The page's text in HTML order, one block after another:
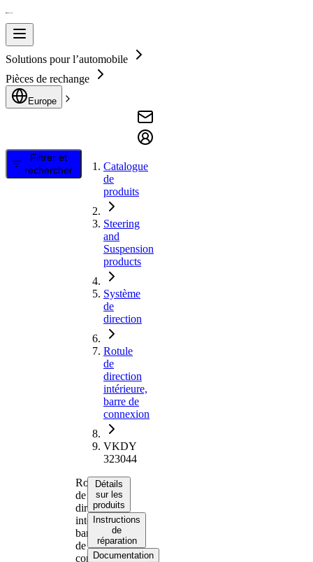
Solutions pour l’automobile
Pièces de rechange
Europe
Filtrer et
rechercher
Catalogue
de
produits
Steering
and
Suspension
products
Système
de
direction
Rotule
de
direction
intérieure,
barre de
connexion
VKDY
323044
Rotule
de
direction
intérieure,
barre
de
connexion
Détails
sur les
produits
Instructions
de
réparation
Documentation